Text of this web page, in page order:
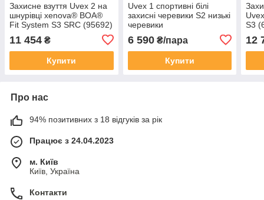
Захисне взуття Uvex 2 на
шнурівці xenova® BOA®
Fit System S3 SRC (95692)
11 454 ₴
Купити
Uvex 1 спортивні білі
захисні черевики S2 низькі
черевики
6 590₴/пара
Купити
S3
12
Про нас
94% позитивних з 18 відгуків за рік
Працює з 24.04.2023
м. Київ
Київ, Україна
Контакти